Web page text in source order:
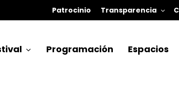
Patrocinio Transparencia
Programación Espacios